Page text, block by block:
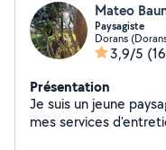
Mateo
Paysagiste
Dorans
3,9/5
Présentation
Je suis un jeune
mes services